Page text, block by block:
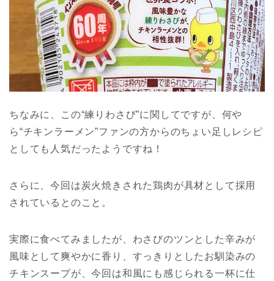
ちなみに、この“練りわさび”に関してですが、何や
ら“チキンラーメン”ファンの方からのちょい足しレシピ
としても人気だったようですね！
さらに、今回は炭火焼きされた鶏肉が具材として採用
されているとのこと。
実際に食べてみましたが、わさびのツンとした辛みが
風味として爽やかに香り、すっきりとしたお馴染みの
チキンスープが、今回は和風にも感じられる一杯に仕